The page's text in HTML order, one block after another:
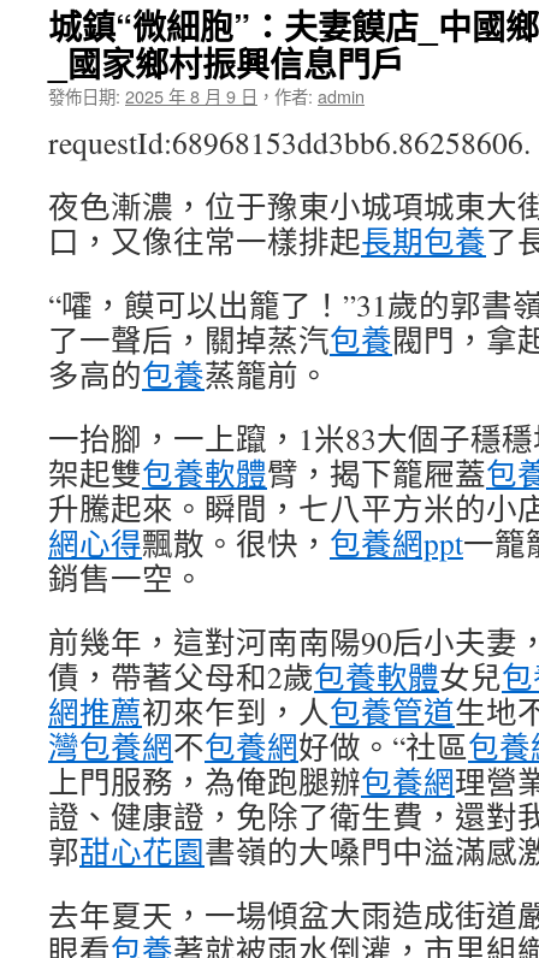
城鎮“微細胞”：夫妻饃店_中國
_國家鄉村振興信息門戶
發佈日期: 2025 年 8 月 9 日 ， 作者: admin
requestId:68968153dd3bb6.86258606.
夜色漸濃，位于豫東小城項城東大
口，又像往常一樣排起長期包養了
“嚯，饃可以出籠了！”31歲的郭書
了一聲后，關掉蒸汽包養閥門，拿
多高的包養蒸籠前。
一抬腳，一上躥，1米83大個子穩
架起雙包養軟體臂，揭下籠屜蓋包
升騰起來。瞬間，七八平方米的小
網心得飄散。很快， 包養網ppt一籠
銷售一空。
前幾年，這對河南南陽90后小夫妻
債，帶著父母和2歲包養軟體女兒
網推薦初來乍到，人包養管道生地
灣包養網不包養網好做。“社區包養
上門服務，為俺跑腿辦包養網理營
證、健康證，免除了衛生費，還對
郭甜心花園書嶺的大嗓門中溢滿感
去年夏天，一場傾盆大雨造成街道
眼看包養著就被雨水倒灌，市里組